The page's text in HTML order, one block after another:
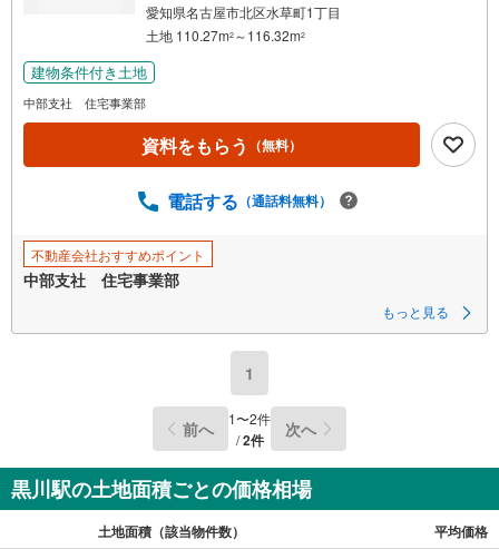
愛知県名古屋市北区水草町1丁目
土地 110.27m2 ～116.32m2
建物条件付き土地
中部支社 住宅事業部
資料をもらう （無料）
電話する （通話料無料）
不動産会社おすすめポイント
中部支社 住宅事業部
もっと見る
1
前へ 1〜2件
/2件 次へ
黒川駅の土地面積ごとの価格相場
土地面積（該当物件数） 平均価格